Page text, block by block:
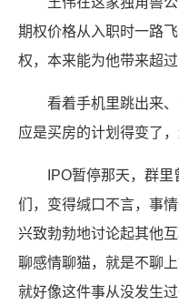
期权价格从入职时一路
权，本来能为他带来超过
看着手机里跳出来
应是买房的计划得变了
IPO暂停那天，群
们，变得缄口不言，事
兴致勃勃地讨论起其他
聊感情聊猫，就是不聊上
就好像这件事从没发生过